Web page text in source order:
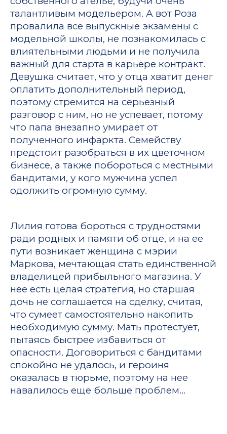
талантливым модельером. А вот Роза
провалила все выпускные экзамены с
модельной школы, не познакомилась с
влиятельными людьми и не получила
важный для старта в карьере контракт.
Девушка считает, что у отца хватит денег
оплатить дополнительный период,
поэтому стремится на серьезный
разговор с ним, но не успевает, потому
что папа внезапно умирает от
полученного инфаркта. Семейству
предстоит разобраться в их цветочном
бизнесе, а также побороться с местными
бандитами, у кого мужчина успел
одолжить огромную сумму.
Лилия готова бороться с трудностями
ради родных и памяти об отце, и на ее
пути возникает женщина с мэрии
Маркова, мечтающая стать единственной
владелицей прибыльного магазина. У
нее есть целая стратегия, но старшая
дочь не соглашается на сделку, считая,
что сумеет самостоятельно накопить
необходимую сумму. Мать протестует,
пытаясь быстрее избавиться от
опасности. Договориться с бандитами
спокойно не удалось, и героиня
оказалась в тюрьме, поэтому на нее
навалилось еще больше проблем…